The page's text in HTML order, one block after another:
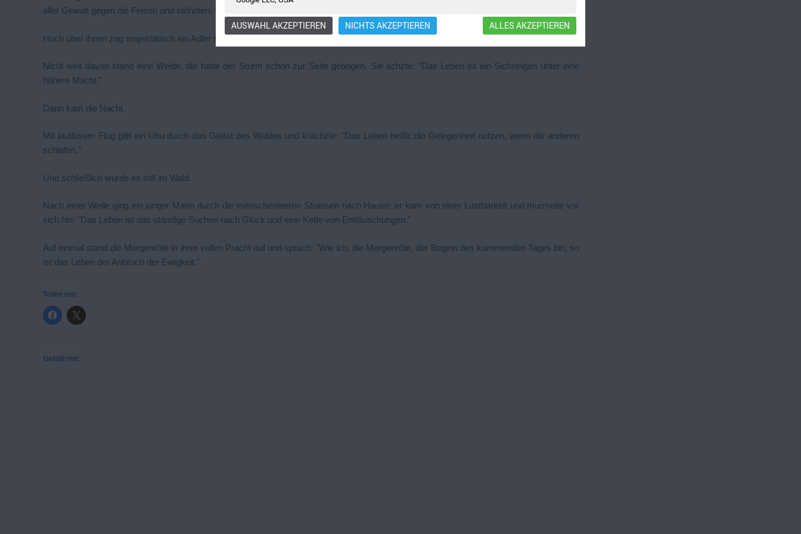
aller Gewalt gegen die Felsen und stöhnten: "Das Leben ist ein stets vergebliches Ringen nach Freiheit."
Hoch über ihnen zog majestätisch ein Adler seine Kreise, der frohlockte: "Das Leben, das Leben ist ein Streben nach oben."
Nicht weit davon stand eine Weide, die hatte der Sturm schon zur Seite gebogen. Sie ächzte: "Das Leben ist ein Sichneigen unter eine
höhere Macht."
Dann kam die Nacht.
Mit lautlosem Flug glitt ein Uhu durch das Geäst des Waldes und krächzte: "Das Leben heißt: die Gelegenheit nutzen, wenn die anderen
schlafen."
Und schließlich wurde es still im Wald.
Nach einer Weile ging ein junger Mann durch die menschenleeren Strassen nach Hause; er kam von einer Lustbarkeit und murmelte vor
sich hin: "Das Leben ist das ständige Suchen nach Glück und eine Kette von Enttäuschungen."
Auf einmal stand die Morgenröte in ihrer vollen Pracht auf und sprach: "Wie ich, die Morgenröte, der Beginn des kommenden Tages bin, so
ist das Leben der Anbruch der Ewigkeit."
Teilen mit:
Gefällt mir:
AUSWAHL AKZEPTIEREN NICHTS AKZEPTIEREN ALLES AKZEPTIEREN